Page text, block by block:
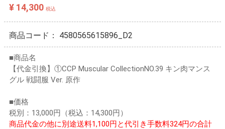
¥ 14,300 税込
商品コード： 4580565615896_D2
■商品名
【代金引換】①CCP Muscular CollectionNO.39 キン肉マンス
グル 戦闘服 Ver. 原作
■価格
税別：13,000円（税込：14,300円）
商品代金の他に別途送料1,100円と代引き手数料324円の合計